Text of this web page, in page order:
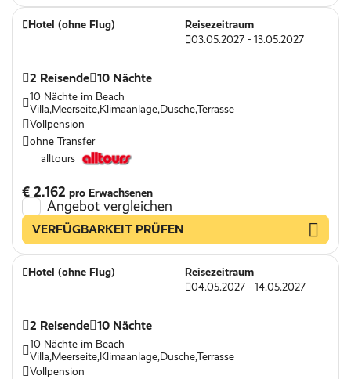
Hotel (ohne Flug)
Reisezeitraum
03.05.2027 - 13.05.2027
2 Reisende 10 Nächte
10 Nächte im Beach
Villa,Meerseite,Klimaanlage,Dusche,Terrasse
Vollpension
ohne Transfer
alltours
€ 2.162 pro Erwachsenen
Angebot vergleichen
VERFÜGBARKEIT PRÜFEN
Hotel (ohne Flug)
Reisezeitraum
04.05.2027 - 14.05.2027
2 Reisende 10 Nächte
10 Nächte im Beach
Villa,Meerseite,Klimaanlage,Dusche,Terrasse
Vollpension